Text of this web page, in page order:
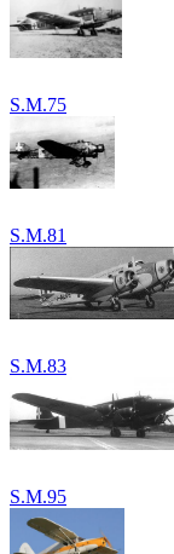
S.M.75
S.M.81
S.M.83
S.M.95